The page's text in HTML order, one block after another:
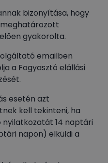
bizonyítása, hogy
gyakorolta.
emailben
a Fogyasztó elállási
esetén azt
kell tekinteni, ha
nyilatkozatát 14 naptári
napon) elküldi a